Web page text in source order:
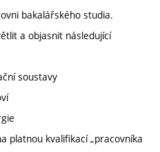
bakalářského studia.
a objasnit následující
soustavy
platnou kvalifikací „pracovníka